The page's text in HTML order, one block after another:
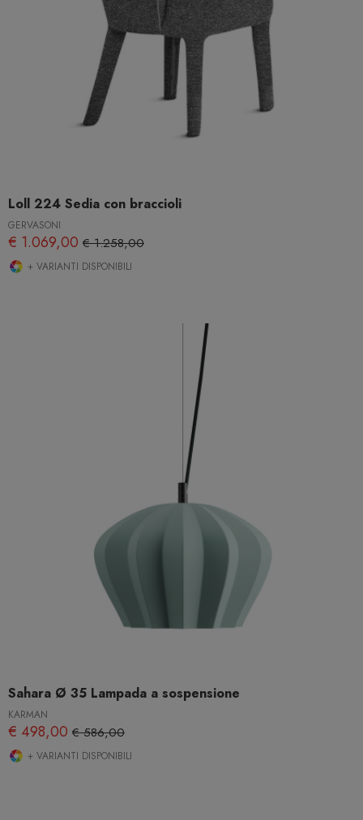
Loll 224 Sedia con braccioli
GERVASONI
€ 1.069,00 € 1.258,00
+ VARIANTI DISPONIBILI
Sahara Ø 35 Lampada a sospensione
KARMAN
€ 498,00 € 586,00
+ VARIANTI DISPONIBILI